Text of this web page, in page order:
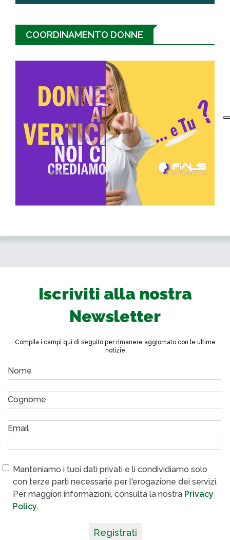
COORDINAMENTO DONNE
Iscriviti alla nostra
Newsletter
Compila i campi qui di seguito per rimanere aggiornato con le ultime
notizie
Nome
Cognome
Email
Manteniamo i tuoi dati privati e li condividiamo solo
con terze parti necessarie per l'erogazione dei servizi.
Per maggiori informazioni, consulta la nostra Privacy
Policy.
Registrati